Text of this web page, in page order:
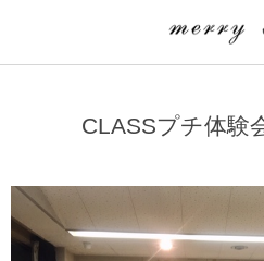
CLASSプチ体験
merry attic ミュージッククラス